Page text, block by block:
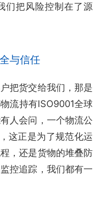
们把风险控制在了源
与信任
把货交给我们，那是
流持有ISO9001全球
人会问，一个物流公
这正是为了规范化运
，还是货物的堆叠防
控追踪，我们都有一